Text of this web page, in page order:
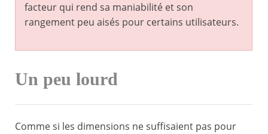
facteur qui rend sa maniabilité et son
rangement peu aisés pour certains utilisateurs.
Un peu lourd
Comme si les dimensions ne suffisaient pas pour